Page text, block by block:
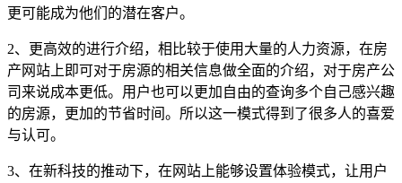
更可能成为他们的潜在客户。
2、更高效的进行介绍，相比较于使用大量的人力资源，在房
产网站上即可对于房源的相关信息做全面的介绍，对于房产公
司来说成本更低。用户也可以更加自由的查询多个自己感兴趣
的房源，更加的节省时间。所以这一模式得到了很多人的喜爱
与认可。
3、在新科技的推动下，在网站上能够设置体验模式，让用户